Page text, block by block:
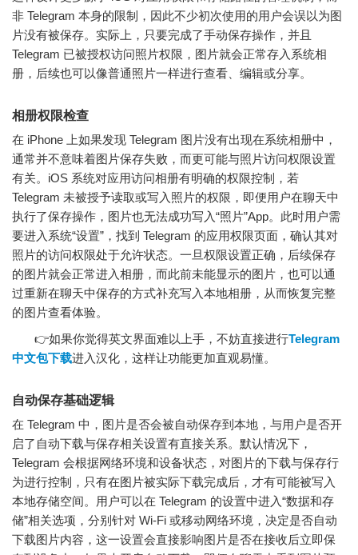
非 Telegram 本身的限制，因此不少初次使用的用户会误以为图
片没有被保存。实际上，只要完成了手动保存操作，并且
Telegram 已被授权访问照片权限，图片就会正常存入系统相
册，后续也可以像普通照片一样进行查看、编辑或分享。
相册权限检查
在 iPhone 上如果发现 Telegram 图片没有出现在系统相册中，
通常并不意味着图片保存失败，而更可能与照片访问权限设置
有关。iOS 系统对应用访问相册有明确的权限控制，若
Telegram 未被授予读取或写入照片的权限，即便用户在聊天中
执行了保存操作，图片也无法成功写入“照片”App。此时用户需
要进入系统“设置”，找到 Telegram 的应用权限页面，确认其对
照片的访问权限处于允许状态。一旦权限设置正确，后续保存
的图片就会正常进入相册，而此前未能显示的图片，也可以通
过重新在聊天中保存的方式补充写入本地相册，从而恢复完整
的图片查看体验。
👉如果你觉得英文界面难以上手，不妨直接进行Telegram
中文包下载进入汉化，这样让功能更加直观易懂。
自动保存基础逻辑
在 Telegram 中，图片是否会被自动保存到本地，与用户是否开
启了自动下载与保存相关设置有直接关系。默认情况下，
Telegram 会根据网络环境和设备状态，对图片的下载与保存行
为进行控制，只有在图片被实际下载完成后，才有可能被写入
本地存储空间。用户可以在 Telegram 的设置中进入“数据和存
储”相关选项，分别针对 Wi-Fi 或移动网络环境，决定是否自动
下载图片内容，这一设置会直接影响图片是否在接收后立即保